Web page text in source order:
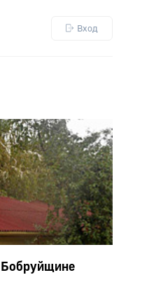
Вход
Бобруйщине